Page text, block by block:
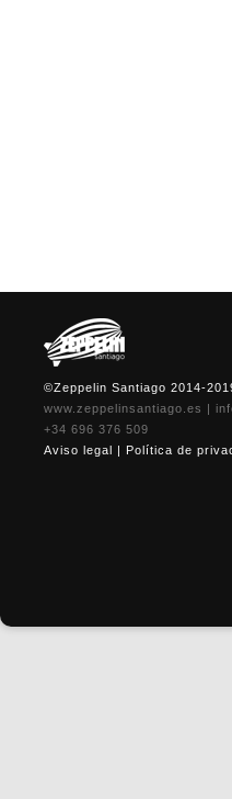
©Zeppelin Santiago 2014-
www.zeppelinsantiago.es |
+34 696 376 509
Aviso legal | Política de